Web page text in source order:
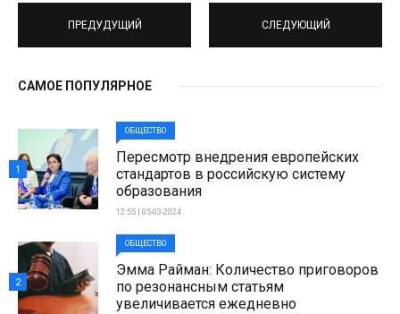
ПРЕДУДУЩИЙ СЛЕДУЮЩИЙ
САМОЕ ПОПУЛЯРНОЕ
ОБЩЕСТВО
Пересмотр внедрения европейских
стандартов в российскую систему
образования
12:55 | 05-03-2024
1
ОБЩЕСТВО
Эмма Райман: Количество приговоров
по резонансным статьям
увеличивается ежедневно
2